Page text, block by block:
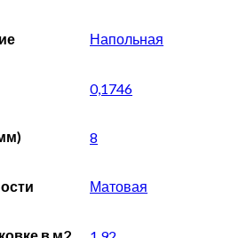
Напольная
0,1746
8
Матовая